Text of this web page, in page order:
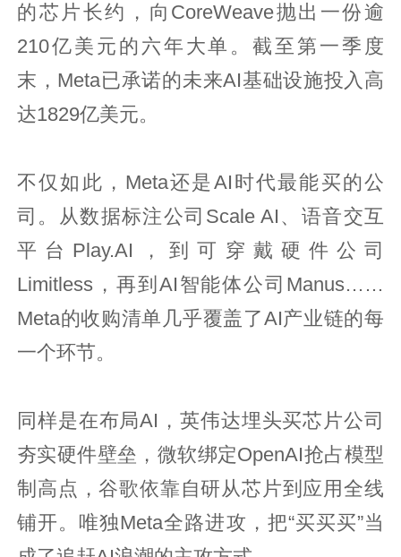
的芯片长约，向CoreWeave抛出一份逾
210亿美元的六年大单。截至第一季度
末，Meta已承诺的未来AI基础设施投入高
达1829亿美元。
不仅如此，Meta还是AI时代最能买的公
司。从数据标注公司Scale AI、语音交互
平台Play.AI，到可穿戴硬件公司
Limitless，再到AI智能体公司Manus……
Meta的收购清单几乎覆盖了AI产业链的每
一个环节。
同样是在布局AI，英伟达埋头买芯片公司
夯实硬件壁垒，微软绑定OpenAI抢占模型
制高点，谷歌依靠自研从芯片到应用全线
铺开。唯独Meta全路进攻，把“买买买”当